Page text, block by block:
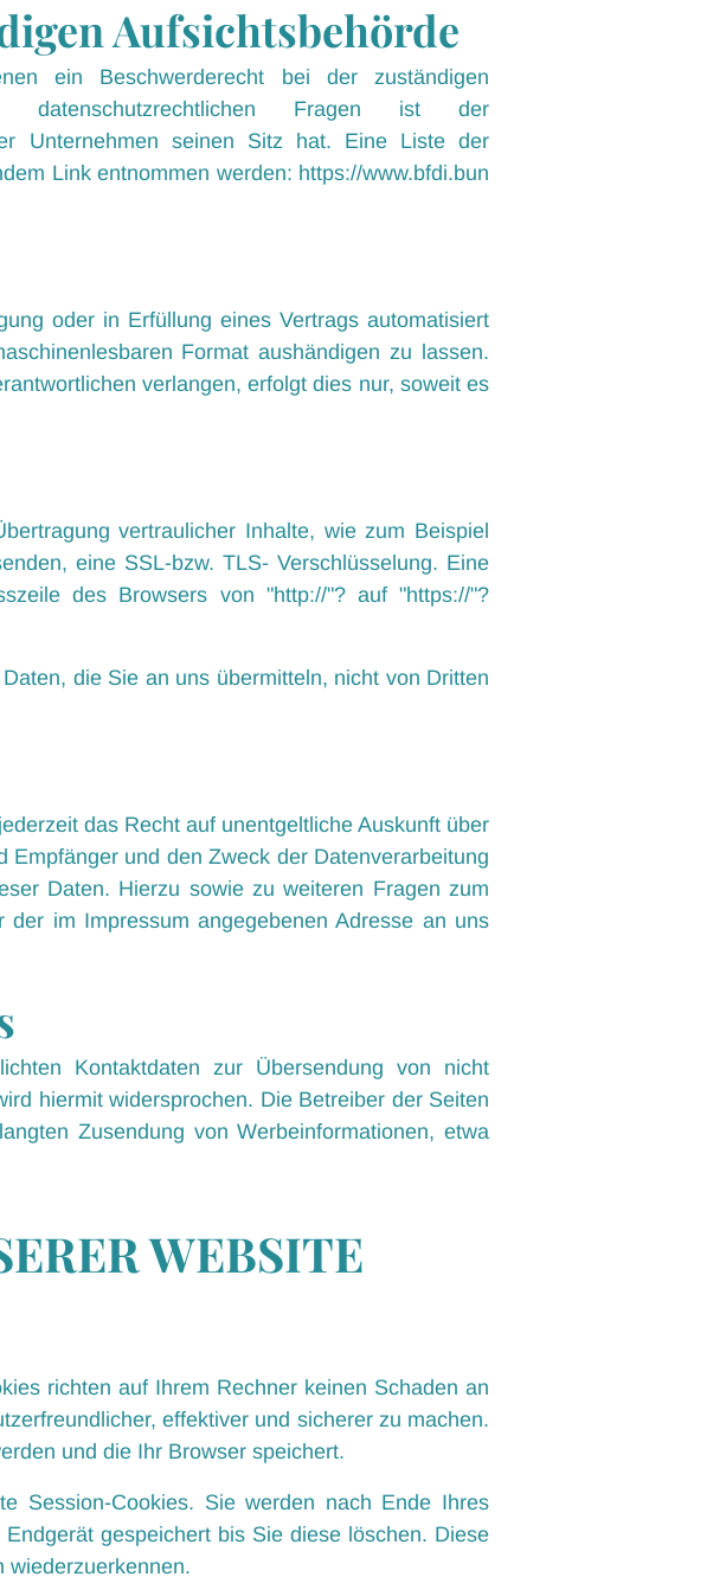
Aufsichtsbehörde
ein Beschwerderecht bei der zuständigen
datenschutzrechtlichen Fragen ist der
Unternehmen seinen Sitz hat. Eine Liste der
Link entnommen werden: https://www.bfdi.bun
oder in Erfüllung eines Vertrags automatisiert
Format aushändigen zu lassen.
verlangen, erfolgt dies nur, soweit es
vertraulicher Inhalte, wie zum Beispiel
eine SSL-bzw. TLS- Verschlüsselung. Eine
des Browsers von "http://"? auf "https://"?
die Sie an uns übermitteln, nicht von Dritten
das Recht auf unentgeltliche Auskunft über
und den Zweck der Datenverarbeitung
Daten. Hierzu sowie zu weiteren Fragen zum
im Impressum angegebenen Adresse an uns
Kontaktdaten zur Übersendung von nicht
hiermit widersprochen. Die Betreiber der Seiten
Zusendung von Werbeinformationen, etwa
WEBSITE
richten auf Ihrem Rechner keinen Schaden an
effektiver und sicherer zu machen.
und die Ihr Browser speichert.
Session-Cookies. Sie werden nach Ende Ihres
gespeichert bis Sie diese löschen. Diese
wiederzuerkennen.